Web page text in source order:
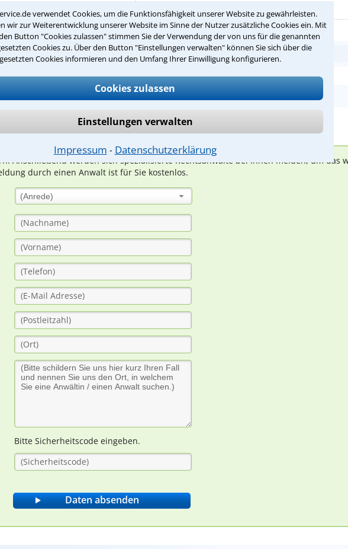
verwendet Cookies, um die Funktionsfähigkeit unserer Website zu gewährleisten.
wir zur Weiterentwicklung unserer Website im Sinne der Nutzer zusätzliche Cookies ein. Mit
Button "Cookies zulassen" stimmen Sie der Verwendung der von uns für die genannten
Cookies zu. Über den Button "Einstellungen verwalten" können Sie sich über die
Cookies informieren und den Umfang Ihrer Einwilligung konfigurieren.
Cookies zulassen
Einstellungen verwalten
Impressum ⁃ Datenschutzerklärung
Teste Dein Rechtswissen
Anschließend werden sich spezialisierte Rechtsanwälte bei Ihnen melden, um das
durch einen Anwalt ist für Sie kostenlos.
(Anrede)
Bitte Sicherheitscode eingeben.